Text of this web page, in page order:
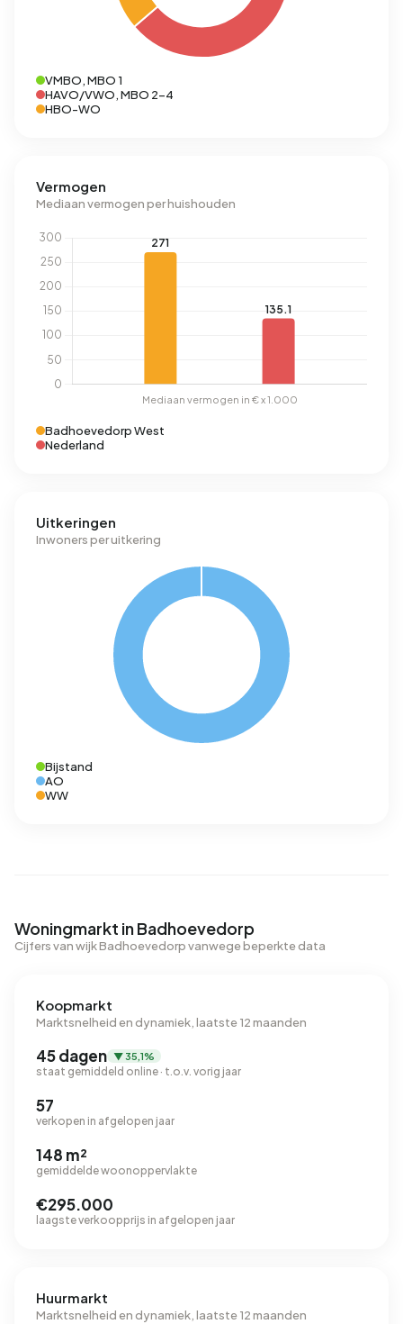
VMBO, MBO 1
HAVO/VWO, MBO 2-4
HBO-WO
Vermogen
Mediaan vermogen per huishouden
Badhoevedorp West
Nederland
Uitkeringen
Inwoners per uitkering
Bijstand
AO
WW
Woningmarkt in Badhoevedorp
Cijfers van wijk Badhoevedorp vanwege beperkte data
Koopmarkt
Marktsnelheid en dynamiek, laatste 12 maanden
45 dagen ▼ 35,1%
staat gemiddeld online · t.o.v. vorig jaar
57
verkopen in afgelopen jaar
148 m²
gemiddelde woonoppervlakte
€295.000
laagste verkoopprijs in afgelopen jaar
Huurmarkt
Marktsnelheid en dynamiek, laatste 12 maanden